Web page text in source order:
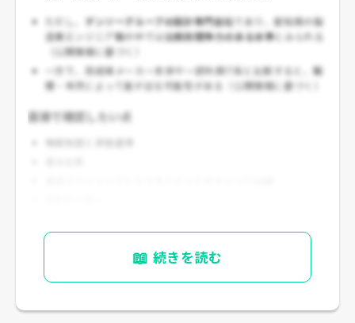
ただし、 デンソーグループの設計専門会社 であり、愛知県の製
造業エンジニア職の中では比較的競争力のある水準とみられる
（公開情報に基づく）
一方で、完成車メーカー本体や一部外資IT系と比較すると、職
種・年次によって差が出る可能性がある（公開情報に基づく）
面接で確認したい点
等級制度と昇格基準
📖 続きを読む